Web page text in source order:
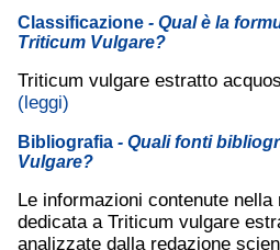
Classificazione - Qual è la
Triticum Vulgare?
Triticum vulgare estratto
(leggi)
Bibliografia - Quali fonti
Vulgare?
Le informazioni contenute
dedicata a Triticum vulgare
analizzate dalla redazione